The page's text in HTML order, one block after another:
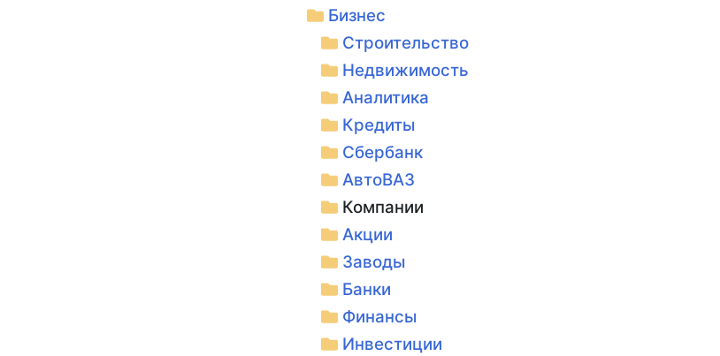
Бизнес
Строительство
Недвижимость
Аналитика
Кредиты
Сбербанк
АвтоВАЗ
Компании
Акции
Заводы
Банки
Финансы
Инвестиции